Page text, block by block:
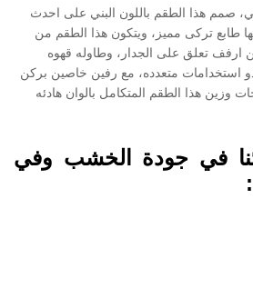
صمم هذا الطقم باللون البني على احدث
طابع تركى مميز، ويتكون هذا الطقم من
ارفف تعلق على الجدار، وطاوله قهوه
استخدامات متعدده، مع رفين خاصين بركن
وزين هذا الطقم المتكامل بالوان هادئه
في جودة الخشب وفي